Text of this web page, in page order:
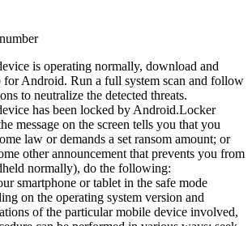
is operating normally, download and
for Android. Run a full system scan and follow
to neutralize the detected threats.
has been locked by Android.Locker
message on the screen tells you that you
law or demands a set ransom amount; or
other announcement that prevents you from
normally), do the following:
smartphone or tablet in the safe mode
on the operating system version and
of the particular mobile device involved,